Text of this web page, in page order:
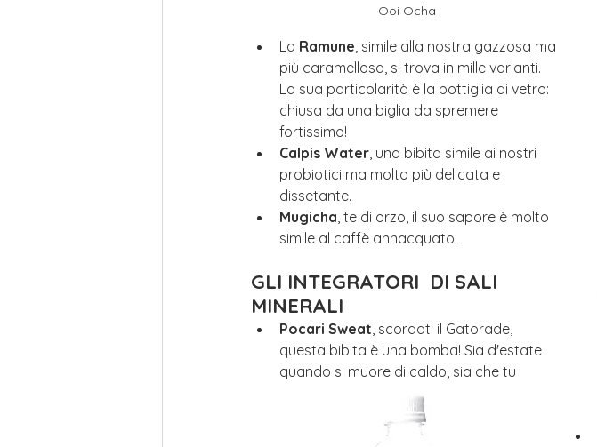
Ooi Ocha
La Ramune , simile alla nostra gazzosa ma
più caramellosa, si trova in mille varianti.
La sua particolarità è la bottiglia di vetro:
chiusa da una biglia da spremere
fortissimo!
Calpis Water , una bibita simile ai nostri
probiotici ma molto più delicata e
dissetante.
Mugicha , te di orzo, il suo sapore è molto
simile al caffè annacquato.
GLI INTEGRATORI  DI SALI
MINERALI
Pocari Sweat , scordati il Gatorade,
questa bibita è una bomba! Sia d'estate
quando si muore di caldo, sia che tu